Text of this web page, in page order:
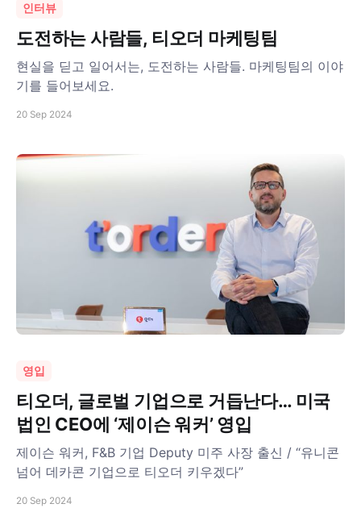
인터뷰
도전하는 사람들, 티오더 마케팅팀
현실을 딛고 일어서는, 도전하는 사람들. 마케팅팀의 이야
기를 들어보세요.
20 Sep 2024
영입
티오더, 글로벌 기업으로 거듭난다… 미국
법인 CEO에 ‘제이슨 워커’ 영입
제이슨 워커, F&B 기업 Deputy 미주 사장 출신 / “유니콘
넘어 데카콘 기업으로 티오더 키우겠다”
20 Sep 2024